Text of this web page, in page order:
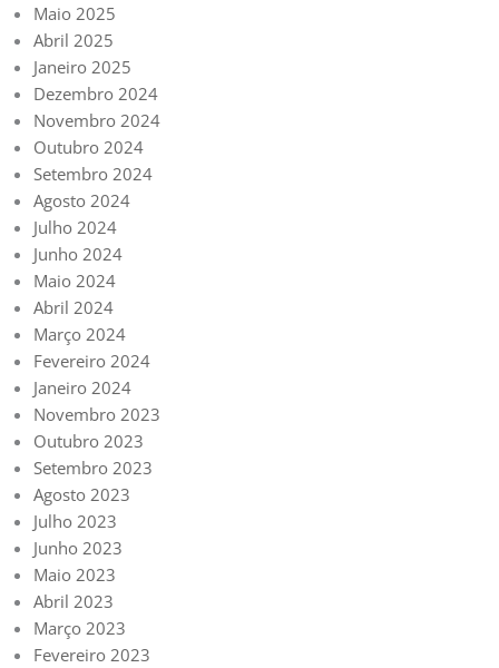
Maio 2025
Abril 2025
Janeiro 2025
Dezembro 2024
Novembro 2024
Outubro 2024
Setembro 2024
Agosto 2024
Julho 2024
Junho 2024
Maio 2024
Abril 2024
Março 2024
Fevereiro 2024
Janeiro 2024
Novembro 2023
Outubro 2023
Setembro 2023
Agosto 2023
Julho 2023
Junho 2023
Maio 2023
Abril 2023
Março 2023
Fevereiro 2023